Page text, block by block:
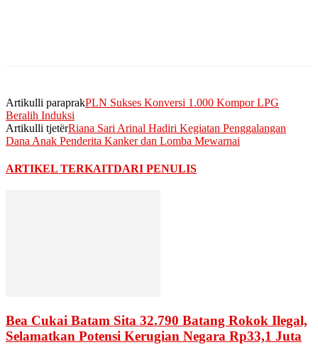
Artikulli paraprakPLN Sukses Konversi 1.000 Kompor LPG
Beralih Induksi
Artikulli tjetërRiana Sari Arinal Hadiri Kegiatan Penggalangan
Dana Anak Penderita Kanker dan Lomba Mewarnai
ARTIKEL TERKAITDARI PENULIS
Bea Cukai Batam Sita 32.790 Batang Rokok Ilegal,
Selamatkan Potensi Kerugian Negara Rp33,1 Juta